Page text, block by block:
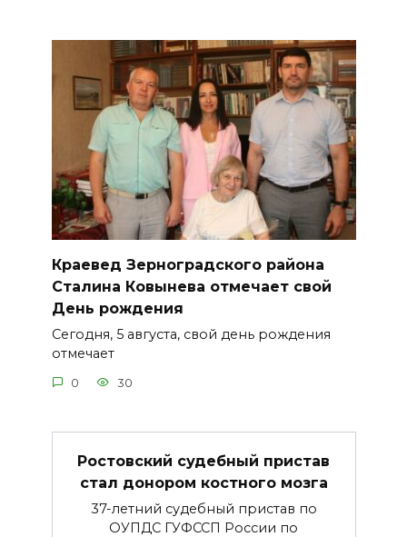
Краевед Зерноградского района
Сталина Ковынева отмечает свой
День рождения
Сегодня, 5 августа, свой день рождения
отмечает
0 30
Ростовский судебный пристав
стал донором костного мозга
37-летний судебный пристав по
ОУПДС ГУФССП России по